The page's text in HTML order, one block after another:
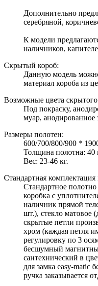
Дополнительно
серебряной,
К модели
наличников,
Скрытый короб:
Данную модель
материал короба из
Возможные цвета скрытого
Под покраску,
муар, анодированное
Размеры полотен:
600/700/800/900 *
Толщина полотна: 40
Вес: 23-46 кг.
Стандартная комплектация
Стандартное
коробка с
наличник прямой
шт.), стекло матовое
скрытые петли
хром (каждая петля
регулировку по 3
бесшумный
сантехнический в
для замка easy-matic
ручка заказывается